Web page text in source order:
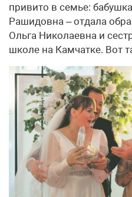
привито в семье:
Рашидовна – отдала
Ольга Николаевна и
школе на Камчатке. Вот